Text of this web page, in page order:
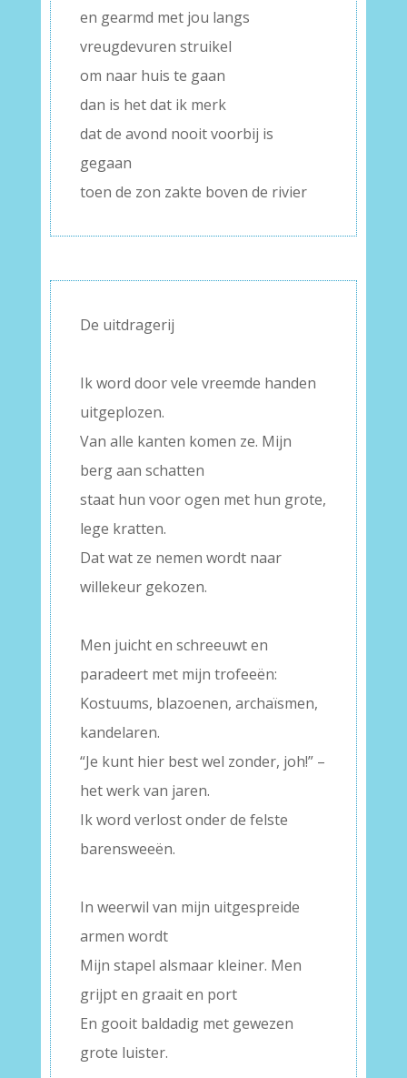
en gearmd met jou langs
vreugdevuren struikel
om naar huis te gaan
dan is het dat ik merk
dat de avond nooit voorbij is
gegaan
toen de zon zakte boven de rivier
De uitdragerij
Ik word door vele vreemde handen
uitgeplozen.
Van alle kanten komen ze. Mijn
berg aan schatten
staat hun voor ogen met hun grote,
lege kratten.
Dat wat ze nemen wordt naar
willekeur gekozen.
Men juicht en schreeuwt en
paradeert met mijn trofeeën:
Kostuums, blazoenen, archaïsmen,
kandelaren.
“Je kunt hier best wel zonder, joh!” –
het werk van jaren.
Ik word verlost onder de felste
barensweeën.
In weerwil van mijn uitgespreide
armen wordt
Mijn stapel alsmaar kleiner. Men
grijpt en graait en port
En gooit baldadig met gewezen
grote luister.